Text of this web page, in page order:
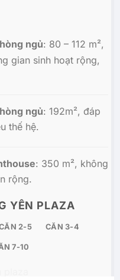
ngủ: 80 – 112 m²,
gian sinh hoạt rộng,
ngủ: 192m², đáp
thế hệ.
: 350 m², không
rộng.
YÊN PLAZA
2-5 CĂN 3-4
7-10